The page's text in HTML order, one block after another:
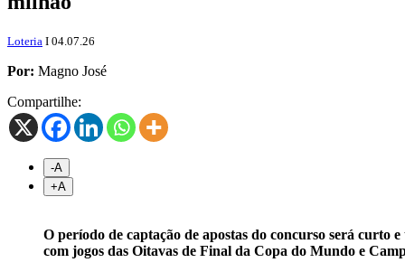
Loteria I 04.07.26
Por: Magno José
Compartilhe:
-A
+A
O período de captação de apostas do concurso será curto
com jogos das Oitavas de Final da Copa do Mundo e